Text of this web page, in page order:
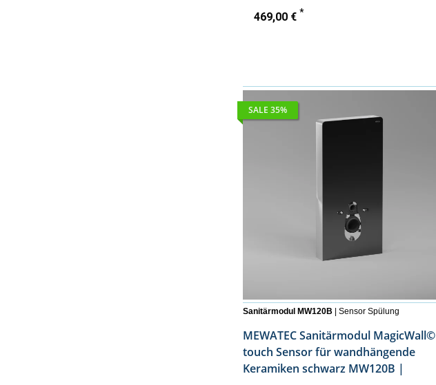
469,00 € *
SALE 35%
Sanitärmodul MW120B | Sensor Spülung
MEWATEC Sanitärmodul MagicWall©
touch Sensor für wandhängende
Keramiken schwarz MW120B |